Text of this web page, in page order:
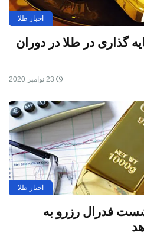
اخبار طلا
گذاری در طلا در دوران
اخبار طلا
فدرال رزرو به